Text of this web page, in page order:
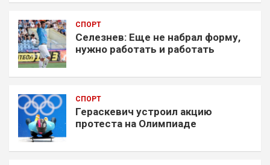
СПОРТ
Селезнев: Еще не набрал форму,
нужно работать и работать
СПОРТ
Гераскевич устроил акцию
протеста на Олимпиаде